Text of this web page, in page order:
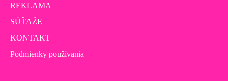
REKLAMA
SÚŤAŽE
KONTAKT
Podmienky používania